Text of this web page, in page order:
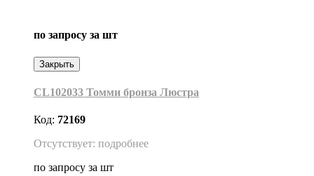
по запросу за шт
Закрыть
CL102033 Томми бронза Люстра
Код: 72169
Отсутствует: подробнее
по запросу за шт